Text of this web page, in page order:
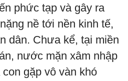
phức tạp và gây ra
nề tới nền kinh tế,
dân. Chưa kể, tại miền
nước mặn xâm nhập
gặp vô vàn khó